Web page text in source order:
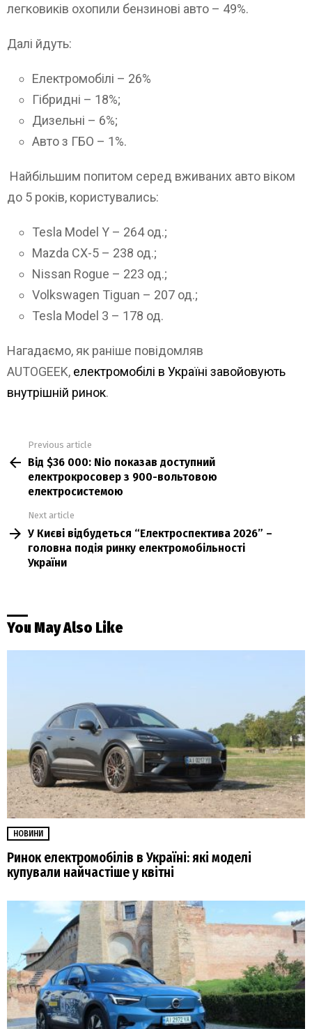
легковиків охопили бензинові авто – 49%.
Далі йдуть:
Електромобілі – 26%
Гібридні – 18%;
Дизельні – 6%;
Авто з ГБО – 1%.
Найбільшим попитом серед вживаних авто віком
до 5 років, користувались:
Tesla Model Y – 264 од.;
Mazda CX-5 – 238 од.;
Nissan Rogue – 223 од.;
Volkswagen Tiguan – 207 од.;
Tesla Model 3 – 178 од.
Нагадаємо, як раніше повідомляв
AUTOGEEK, електромобілі в Україні завойовують
внутрішній ринок.
more
Previous article
Від $36 000: Nio показав доступний
електрокросовер з 900-вольтовою
електросистемою
Next article
У Києві відбудеться “Електроспектива 2026” –
головна подія ринку електромобільності
України
You May Also Like
НОВИНИ
Ринок електромобілів в Україні: які моделі
купували найчастіше у квітні